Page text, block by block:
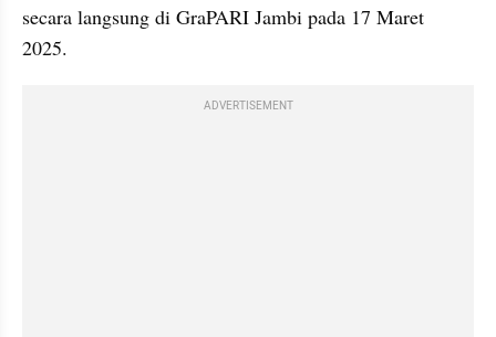
secara langsung di GraPARI Jambi pada 17 Maret
2025.
ADVERTISEMENT